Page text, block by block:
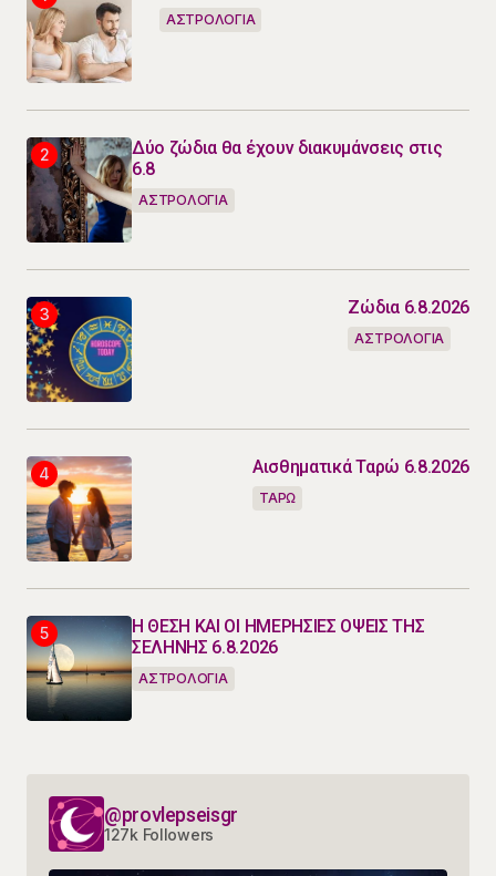
ΑΣΤΡΟΛΟΓΙΑ
Δύο ζώδια θα έχουν διακυμάνσεις στις
6.8
ΑΣΤΡΟΛΟΓΙΑ
Ζώδια 6.8.2026
ΑΣΤΡΟΛΟΓΙΑ
Αισθηματικά Ταρώ 6.8.2026
ΤΑΡΩ
Η ΘΕΣΗ ΚΑΙ ΟΙ ΗΜΕΡΗΣΙΕΣ ΟΨΕΙΣ ΤΗΣ
ΣΕΛΗΝΗΣ 6.8.2026
ΑΣΤΡΟΛΟΓΙΑ
@provlepseisgr
127k Followers